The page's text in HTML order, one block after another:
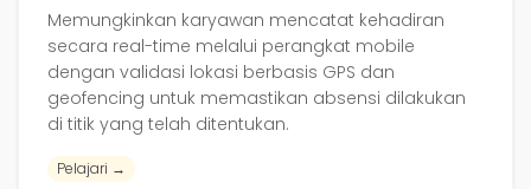
Memungkinkan karyawan mencatat kehadiran
secara real-time melalui perangkat mobile
dengan validasi lokasi berbasis GPS dan
geofencing untuk memastikan absensi dilakukan
di titik yang telah ditentukan.
Pelajari →